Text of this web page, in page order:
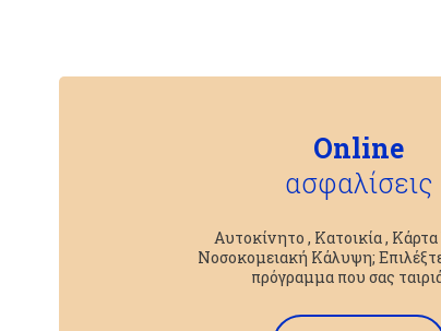
Online
ασφαλίσεις
Αυτοκίνητο , Κατοικία , Κάρτα
Νοσοκομειακή Κάλυψη;
πρόγραμμα που σας